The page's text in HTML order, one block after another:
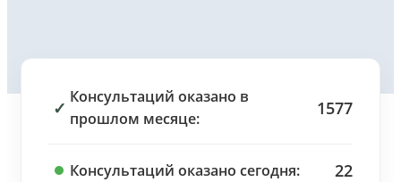
✓
Консультаций оказано в
прошлом месяце:
1577
Консультаций оказано сегодня: 22